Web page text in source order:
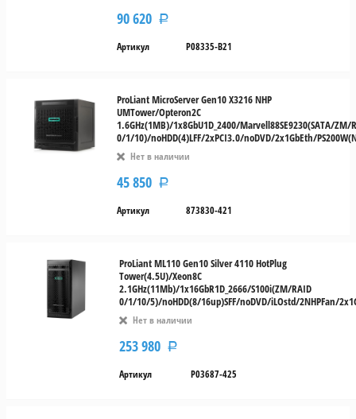
90 620 Р
Артикул P08335-B21
ProLiant MicroServer Gen10 X3216 NHP
UMTower/Opteron2C
1.6GHz(1MB)/1x8GbU1D_2400/Marvell88SE9230(SATA/ZM/
0/1/10)/noHDD(4)LFF/2xPCI3.0/noDVD/2x1GbEth/
Нет в наличии
45 850 Р
Артикул 873830-421
ProLiant ML110 Gen10 Silver 4110 HotPlug
Tower(4.5U)/Xeon8C
2.1GHz(11Mb)/1x16GbR1D_2666/S100i(ZM/RAID
0/1/10/5)/noHDD(8/16up)SFF/noDVD/iLOstd/2NHPFan/
Нет в наличии
253 980 Р
Артикул P03687-425